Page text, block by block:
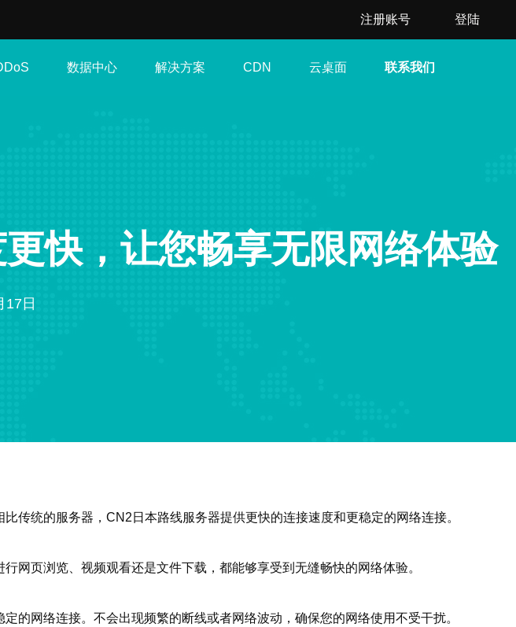
注册账号 登陆
数据中心 解决方案 CDN 云桌面 联系我们
快，让您畅享无限网络体验
17日
传统的服务器，CN2日本路线服务器提供更快的连接速度和更稳定的网络连接。
网页浏览、视频观看还是文件下载，都能够享受到无缝畅快的网络体验。
的网络连接。不会出现频繁的断线或者网络波动，确保您的网络使用不受干扰。